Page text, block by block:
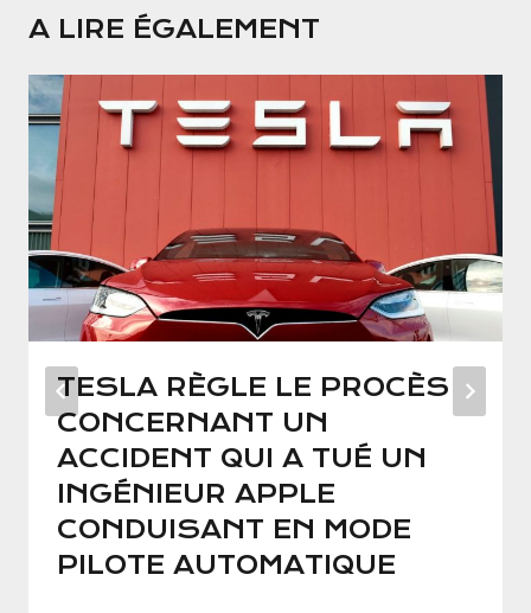
A LIRE ÉGALEMENT
TESLA RÈGLE LE PROCÈS
CONCERNANT UN
ACCIDENT QUI A TUÉ UN
INGÉNIEUR APPLE
CONDUISANT EN MODE
PILOTE AUTOMATIQUE